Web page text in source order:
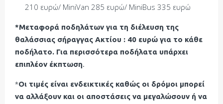
210 ευρώ/ MiniVan 285 ευρώ/ MiniBus 335 ευρώ
*Μεταφορά ποδηλάτων για τη διέλευση της
θαλάσσιας σήραγγας Ακτίου : 40 ευρώ για το κάθε
ποδήλατο. Για περισσότερα ποδήλατα υπάρχει
επιπλέον έκπτωση.
*Οι τιμές είναι ενδεικτικές καθώς οι δρόμοι μπορεί
να αλλάξουν και οι αποστάσεις να μεγαλώσουν ή να